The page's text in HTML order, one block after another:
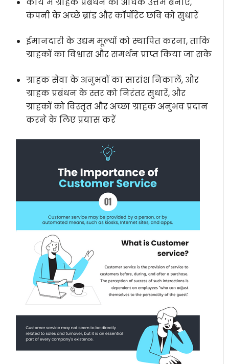
कंपनी के अच्छे ब्रांड और कॉर्पोरेट छवि को सुधारें
ईमानदारी के उद्यम मूल्यों को स्थापित करना, ताकि
ग्राहकों का विश्वास और समर्थन प्राप्त किया जा सके
ग्राहक सेवा के अनुभवों का सारांश निकालें, और
ग्राहक प्रबंधन के स्तर को निरंतर सुधारें, और
ग्राहकों को विस्तृत और अच्छा ग्राहक अनुभव प्रदान
करने के लिए प्रयास करें